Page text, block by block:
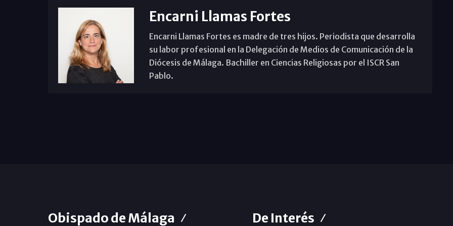
Encarni Llamas Fortes
Encarni Llamas Fortes es madre de tres hijos. Periodista que desarrolla
su labor profesional en la Delegación de Medios de Comunicación de la
Diócesis de Málaga. Bachiller en Ciencias Religiosas por el ISCR San
Pablo.
Obispado de Málaga De Interés